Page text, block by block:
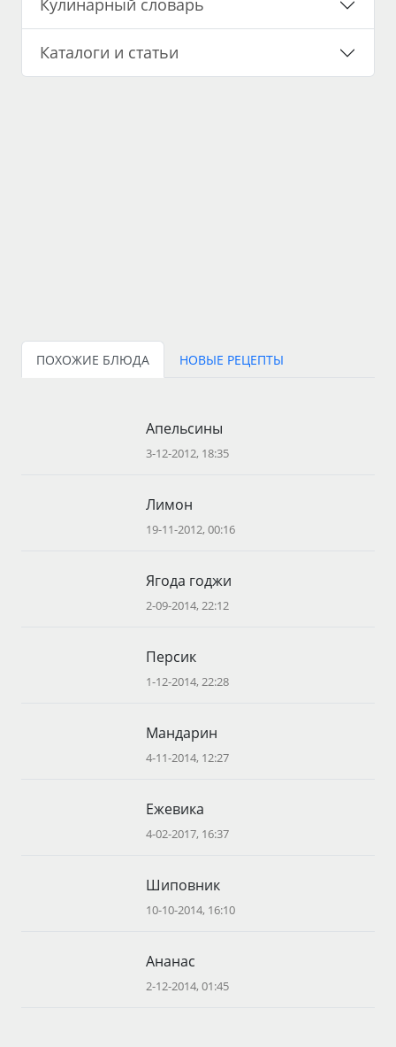
Кулинарный словарь
Каталоги и статьи
ПОХОЖИЕ БЛЮДА НОВЫЕ РЕЦЕПТЫ
Апельсины
3-12-2012, 18:35
Лимон
19-11-2012, 00:16
Ягода годжи
2-09-2014, 22:12
Персик
1-12-2014, 22:28
Мандарин
4-11-2014, 12:27
Ежевика
4-02-2017, 16:37
Шиповник
10-10-2014, 16:10
Ананас
2-12-2014, 01:45